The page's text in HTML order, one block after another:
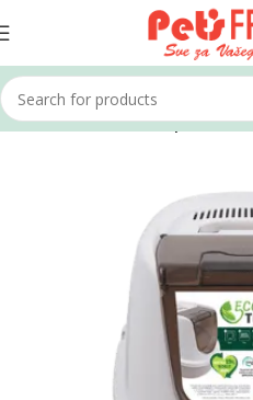
Home Mačke WC i oprema za